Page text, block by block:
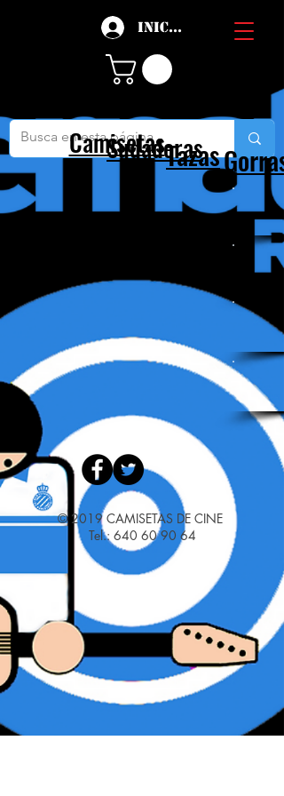
Iniciar sesión
Camisetas
Sudaderas
TazasGorras
© 2019 CAMISETAS DE CINE
Tel.: 640 60 90 64